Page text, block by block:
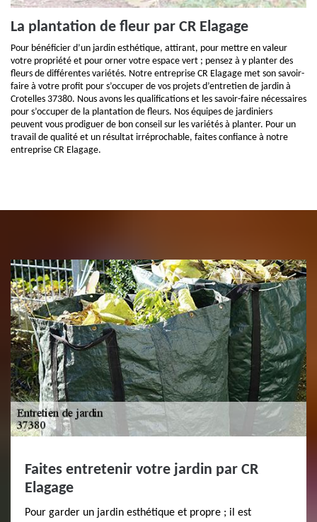
La plantation de fleur par CR Elagage
Pour bénéficier d’un jardin esthétique, attirant, pour mettre en valeur
votre propriété et pour orner votre espace vert ; pensez à y planter des
fleurs de différentes variétés. Notre entreprise CR Elagage met son savoir-
faire à votre profit pour s’occuper de vos projets d’entretien de jardin à
Crotelles 37380. Nous avons les qualifications et les savoir-faire nécessaires
pour s’occuper de la plantation de fleurs. Nos équipes de jardiniers
peuvent vous prodiguer de bon conseil sur les variétés à planter. Pour un
travail de qualité et un résultat irréprochable, faites confiance à notre
entreprise CR Elagage.
Faites entretenir votre jardin par CR
Elagage
Pour garder un jardin esthétique et propre ; il est